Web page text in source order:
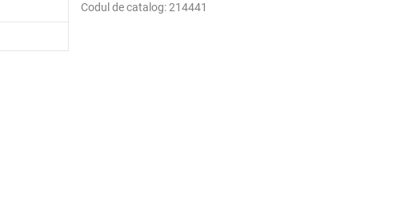
Codul de catalog:214441